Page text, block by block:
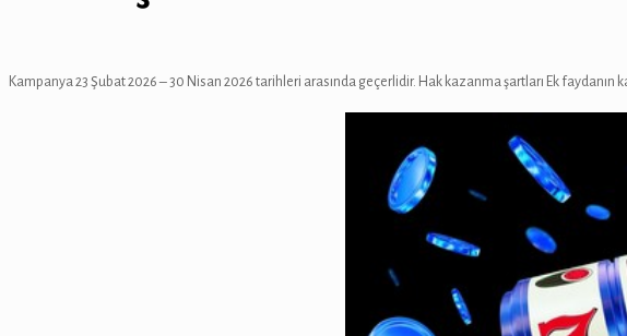
Kampanya 23 Şubat 2026 – 30 Nisan 2026 tarihleri arasında geçerlidir. Hak kazanma şartları Ek